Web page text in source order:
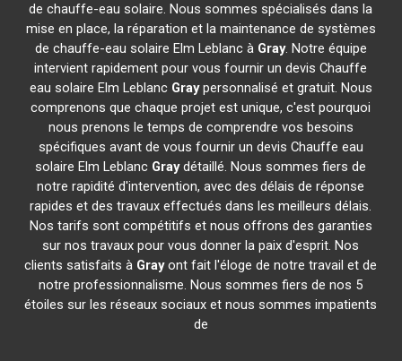
de chauffe-eau solaire. Nous sommes spécialisés dans la
mise en place, la réparation et la maintenance de systèmes
de chauffe-eau solaire Elm Leblanc à Gray. Notre équipe
intervient rapidement pour vous fournir un devis Chauffe
eau solaire Elm Leblanc Graypersonnalisé et gratuit. Nous
comprenons que chaque projet est unique, c'est pourquoi
nous prenons le temps de comprendre vos besoins
spécifiques avant de vous fournir un devis Chauffe eau
solaire Elm Leblanc Graydétaillé. Nous sommes fiers de
notre rapidité d'intervention, avec des délais de réponse
rapides et des travaux effectués dans les meilleurs délais.
Nos tarifs sont compétitifs et nous offrons des garanties
sur nos travaux pour vous donner la paix d'esprit. Nos
clients satisfaits à Grayont fait l'éloge de notre travail et de
notre professionnalisme. Nous sommes fiers de nos 5
étoiles sur les réseaux sociaux et nous sommes impatients
de